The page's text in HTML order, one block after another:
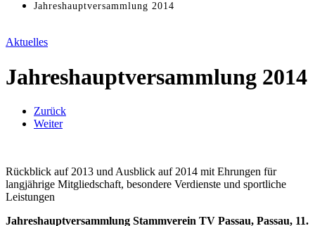
Jahreshauptversammlung 2014
Aktuelles
Jahreshauptversammlung 2014
Zurück
Weiter
Rückblick auf 2013 und Ausblick auf 2014 mit Ehrungen für
langjährige Mitgliedschaft, besondere Verdienste und sportliche
Leistungen
Jahreshauptversammlung Stammverein TV Passau, Passau, 11.